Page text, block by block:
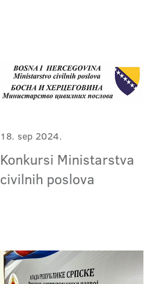
18. sep 2024.
Konkursi Ministarstva
civilnih poslova